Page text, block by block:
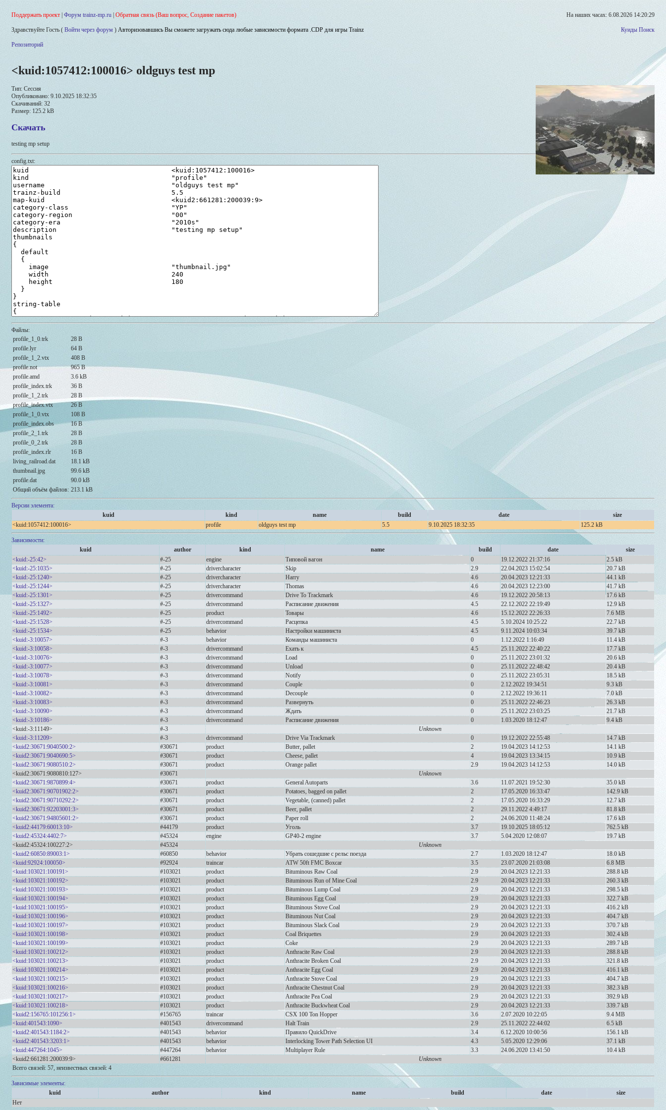
Поддержать проект Форум trainz-mp.ru Обратная связь (Ваш вопрос, Создание пакетов) На наших часах: 6.08.2026 14:20:29
Здравствуйте Гость ( Войти через форум ) Авторизовавшись Вы сможете загружать сюда любые зависимости формата .CDP для игры Trainz Куиды Поиск
Репозиторий
<kuid:1057412:100016> oldguys test mp
Тип: Сессия
Опубликовано: 9.10.2025 18:32:35
Скачиваний: 32
Размер: 125.2 kB
Скачать
testing mp setup
config.txt:
Файлы:
profile_1_0.trk
28 B
profile.lyr
64 B
profile_1_2.vtx
408 B
profile.not
965 B
profile.amd
3.6 kB
profile_index.trk
36 B
profile_1_2.trk
28 B
profile_index.vtx
26 B
profile_1_0.vtx
108 B
profile_index.obs
16 B
profile_2_1.trk
28 B
profile_0_2.trk
28 B
profile_index.rlr
16 B
living_railroad.dat
18.1 kB
thumbnail.jpg
99.6 kB
profile.dat
90.0 kB
Общий объём файлов: 213.1 kB
Версии элемента:
kuid
kind name build date
size
<kuid:1057412:100016>
profile oldguys test mp 5.5 9.10.2025 18:32:35 125.2 kB
Зависимости:
kuid
author kind name build date
size
<kuid:-25:42>
#-25 engine Типовой вагон 0 19.12.2022 21:37:16
2.5 kB
<kuid:-25:1035>
#-25 drivercharacter Skip 2.9 22.04.2023 15:02:54
20.7 kB
<kuid:-25:1240>
#-25 drivercharacter Harry 4.6 20.04.2023 12:21:33
44.1 kB
<kuid:-25:1244>
#-25 drivercharacter Thomas 4.6 20.04.2023 12:23:00
41.7 kB
<kuid:-25:1301>
#-25 drivercommand Drive To Trackmark 4.6 19.12.2022 20:58:13
17.6 kB
<kuid:-25:1327>
#-25 drivercommand Расписание движения 4.5 22.12.2022 22:19:49
12.9 kB
<kuid:-25:1492>
#-25 product Товары 4.6 15.12.2022 22:26:33
7.6 MB
<kuid:-25:1528>
#-25 drivercommand Расцепка 4.5 5.10.2024 10:25:22
22.7 kB
<kuid:-25:1534>
#-25 behavior Настройки машиниста 4.5 9.11.2024 10:03:34
39.7 kB
<kuid:-3:10057>
#-3 behavior Команды машиниста 0 1.12.2022 1:16:49
11.4 kB
<kuid:-3:10058>
#-3 drivercommand Ехать к 4.5 25.11.2022 22:40:22
17.7 kB
<kuid:-3:10076>
#-3 drivercommand Load 0 25.11.2022 23:01:32
20.6 kB
<kuid:-3:10077>
#-3 drivercommand Unload 0 25.11.2022 22:48:42
20.4 kB
<kuid:-3:10078>
#-3 drivercommand Notify 0 25.11.2022 23:05:31
18.5 kB
<kuid:-3:10081>
#-3 drivercommand Couple 0 2.12.2022 19:34:51
9.3 kB
<kuid:-3:10082>
#-3 drivercommand Decouple 0 2.12.2022 19:36:11
7.0 kB
<kuid:-3:10083>
#-3 drivercommand Развернуть 0 25.11.2022 22:46:23
26.3 kB
<kuid:-3:10090>
#-3 drivercommand Ждать 0 25.11.2022 23:03:25
21.7 kB
<kuid:-3:10186>
#-3 drivercommand Расписание движения 0 1.03.2020 18:12:47
9.4 kB
<kuid:-3:11149>
#-3
Unknown
<kuid:-3:11209>
#-3 drivercommand Drive Via Trackmark 0 19.12.2022 22:55:48
14.7 kB
<kuid2:30671:9040500:2>
#30671 product Butter, pallet 2 19.04.2023 14:12:53
14.1 kB
<kuid2:30671:9040690:5>
#30671 product Cheese, pallet 4 19.04.2023 13:34:15
10.9 kB
<kuid2:30671:9080510:2>
#30671 product Orange pallet 2.9 19.04.2023 14:12:53
14.0 kB
<kuid2:30671:9080810:127>
#30671
Unknown
<kuid2:30671:9870899:4>
#30671 product General Autoparts 3.6 11.07.2021 19:52:30
35.0 kB
<kuid2:30671:90701902:2>
#30671 product Potatoes, bagged on pallet 2 17.05.2020 16:33:47
142.9 kB
<kuid2:30671:90710292:2>
#30671 product Vegetable, (canned) pallet 2 17.05.2020 16:33:29
12.7 kB
<kuid2:30671:92203001:3>
#30671 product Beer, pallet 2 29.11.2022 4:49:17
81.8 kB
<kuid2:30671:94805601:2>
#30671 product Paper roll 2 24.06.2020 11:48:24
17.6 kB
<kuid2:44179:60013:10>
#44179 product Уголь 3.7 19.10.2025 18:05:12
762.5 kB
<kuid2:45324:4402:7>
#45324 engine GP40-2 engine 3.7 5.04.2020 12:08:07
19.7 kB
<kuid2:45324:100227:2>
#45324
Unknown
<kuid2:60850:89003:1>
#60850 behavior Убрать сошедшие с рельс поезда 2.7 1.03.2020 18:12:47
18.0 kB
<kuid:92924:100050>
#92924 traincar ATW 50ft FMC Boxcar 3.5 23.07.2020 21:03:08
6.8 MB
<kuid:103021:100191>
#103021 product Bituminous Raw Coal 2.9 20.04.2023 12:21:33
288.8 kB
<kuid:103021:100192>
#103021 product Bituminous Run of Mine Coal 2.9 20.04.2023 12:21:33
260.3 kB
<kuid:103021:100193>
#103021 product Bituminous Lump Coal 2.9 20.04.2023 12:21:33
298.5 kB
<kuid:103021:100194>
#103021 product Bituminous Egg Coal 2.9 20.04.2023 12:21:33
322.7 kB
<kuid:103021:100195>
#103021 product Bituminous Stove Coal 2.9 20.04.2023 12:21:33
416.2 kB
<kuid:103021:100196>
#103021 product Bituminous Nut Coal 2.9 20.04.2023 12:21:33
404.7 kB
<kuid:103021:100197>
#103021 product Bituminous Slack Coal 2.9 20.04.2023 12:21:33
370.7 kB
<kuid:103021:100198>
#103021 product Coal Briquettes 2.9 20.04.2023 12:21:33
302.4 kB
<kuid:103021:100199>
#103021 product Coke 2.9 20.04.2023 12:21:33
289.7 kB
<kuid:103021:100212>
#103021 product Anthracite Raw Coal 2.9 20.04.2023 12:21:33
288.8 kB
<kuid:103021:100213>
#103021 product Anthracite Broken Coal 2.9 20.04.2023 12:21:33
321.8 kB
<kuid:103021:100214>
#103021 product Anthracite Egg Coal 2.9 20.04.2023 12:21:33
416.1 kB
<kuid:103021:100215>
#103021 product Anthracite Stove Coal 2.9 20.04.2023 12:21:33
404.7 kB
<kuid:103021:100216>
#103021 product Anthracite Chestnut Coal 2.9 20.04.2023 12:21:33
382.3 kB
<kuid:103021:100217>
#103021 product Anthracite Pea Coal 2.9 20.04.2023 12:21:33
392.9 kB
<kuid:103021:100218>
#103021 product Anthracite Buckwheat Coal 2.9 20.04.2023 12:21:33
339.7 kB
<kuid2:156765:101256:1>
#156765 traincar CSX 100 Ton Hopper 3.6 2.07.2020 10:22:05
9.4 MB
<kuid:401543:1090>
#401543 drivercommand Halt Train 2.9 25.11.2022 22:44:02
6.5 kB
<kuid2:401543:1184:2>
#401543 behavior Правило QuickDrive 3.4 6.12.2020 10:00:56
156.1 kB
<kuid2:401543:3203:1>
#401543 behavior Interlocking Tower Path Selection UI 4.3 5.05.2020 12:29:06
37.1 kB
<kuid:447264:1045>
#447264 behavior Multiplayer Rule 3.3 24.06.2020 13:41:50
10.4 kB
<kuid2:661281:200039:9>
#661281
Unknown
Всего связей: 57, неизвестных связей: 4
Зависимые элементы:
kuid
author kind name build date
size
Нет